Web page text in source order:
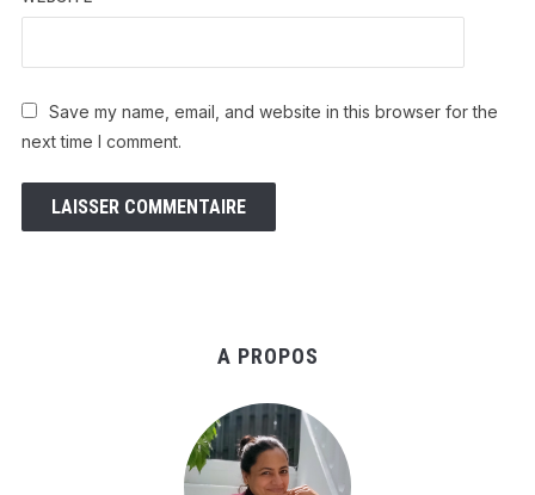
Save my name, email, and website in this browser for the
next time I comment.
A PROPOS